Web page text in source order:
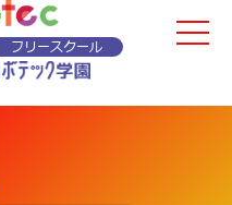
フリースクール